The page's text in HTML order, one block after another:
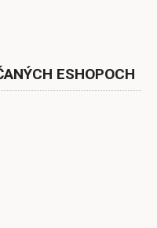
ESHOPOCH